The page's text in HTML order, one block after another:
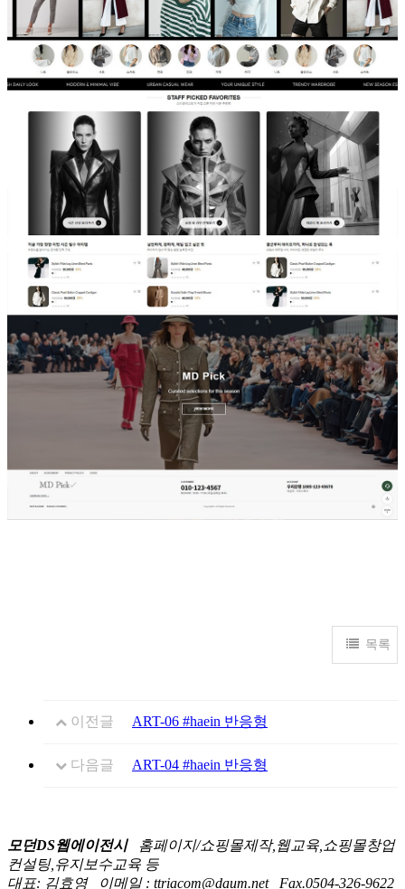
목록
이전글 ART-06 #haein 반응형
다음글 ART-04 #haein 반응형
모던DS웹에이전시홈페이지/쇼핑몰제작,웹교육,쇼핑몰창업
컨설팅,유지보수교육 등
대표: 김효영
이메일 : ttriacom@daum.net Fax.0504-326-9622